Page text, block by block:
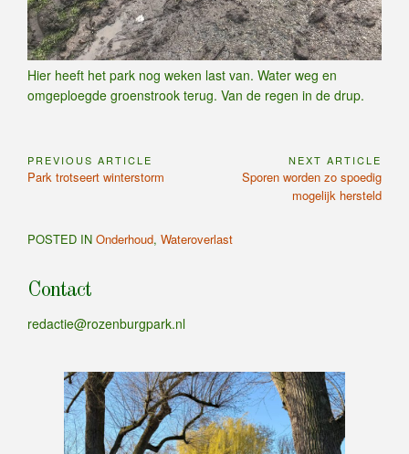
Hier heeft het park nog weken last van. Water weg en
omgeploegde groenstrook terug. Van de regen in de drup.
Bericht
PREVIOUS ARTICLE
Previous
Park trotseert winterstorm
NEXT ARTICLE
Next
Sporen worden zo spoedig
mogelijk hersteld
POSTED IN Onderhoud, Wateroverlast
Contact
redactie@rozenburgpark.nl